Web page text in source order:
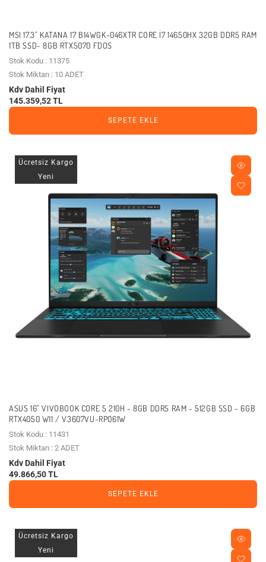
MSI 17.3" KATANA 17 B14WGK-046XTR CORE I7 14650HX 32GB DDR5 RAM
1TB SSD- 8GB RTX5070 FDOS
Stok Kodu : 11375
Stok Miktarı : 10 ADET
Kdv Dahil Fiyat
145.359,52 TL
SEPETE EKLE
Ücretsiz Kargo
Yeni
ASUS 16" VIVOBOOK CORE 5 210H - 8GB DDR5 RAM - 512GB SSD - 6GB
RTX4050 W11 / V3607VU-RP061W
Stok Kodu : 11431
Stok Miktarı : 2 ADET
Kdv Dahil Fiyat
49.866,50 TL
SEPETE EKLE
Ücretsiz Kargo
Yeni